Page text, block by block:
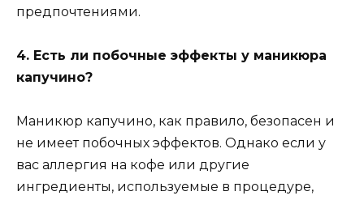
предпочтениями.
4. Есть ли побочные эффекты у маникюра
капучино?
Маникюр капучино, как правило, безопасен и
не имеет побочных эффектов. Однако если у
вас аллергия на кофе или другие
ингредиенты, используемые в процедуре,